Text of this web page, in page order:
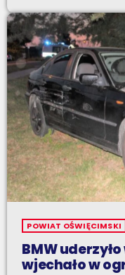
POWIAT OŚWIĘCIMSKI
BMW
wjechało w